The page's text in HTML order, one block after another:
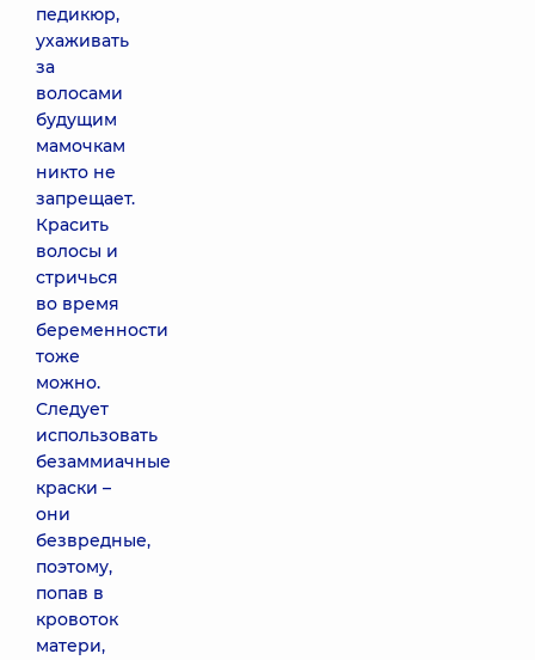
педикюр,
ухаживать
за
волосами
будущим
мамочкам
никто не
запрещает.
Красить
волосы и
стричься
во время
беременности
тоже
можно.
Следует
использовать
безаммиачные
краски –
они
безвредные,
поэтому,
попав в
кровоток
матери,